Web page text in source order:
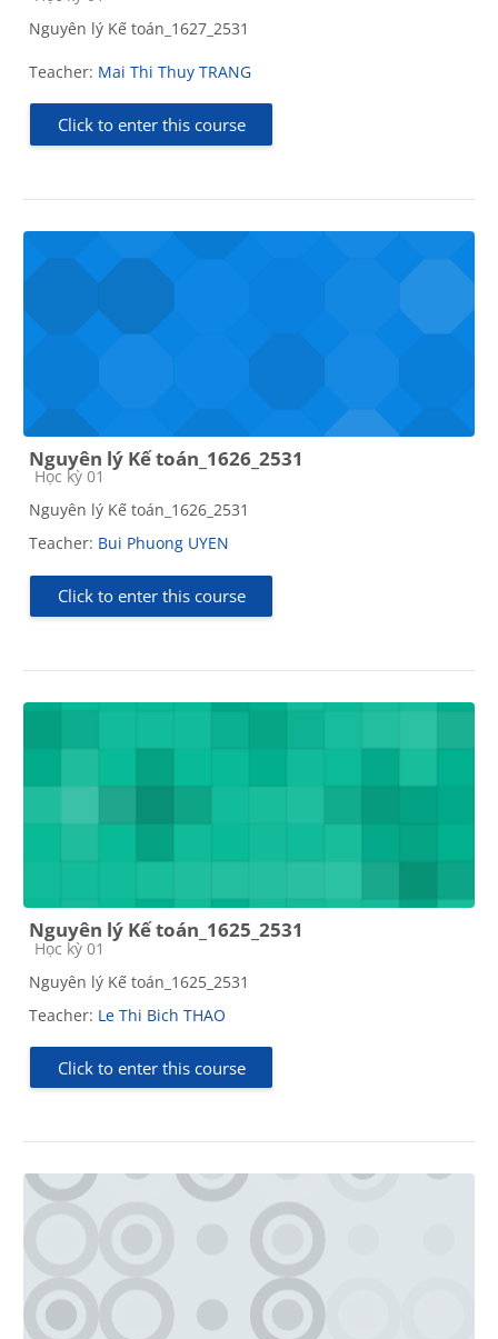
Nguyên lý Kế toán_1627_2531
Teacher: Mai Thi Thuy TRANG
Click to enter this course
Nguyên lý Kế toán_1626_2531
Course category
Học kỳ 01
Nguyên lý Kế toán_1626_2531
Teacher: Bui Phuong UYEN
Click to enter this course
Nguyên lý Kế toán_1625_2531
Course category
Học kỳ 01
Nguyên lý Kế toán_1625_2531
Teacher: Le Thi Bich THAO
Click to enter this course